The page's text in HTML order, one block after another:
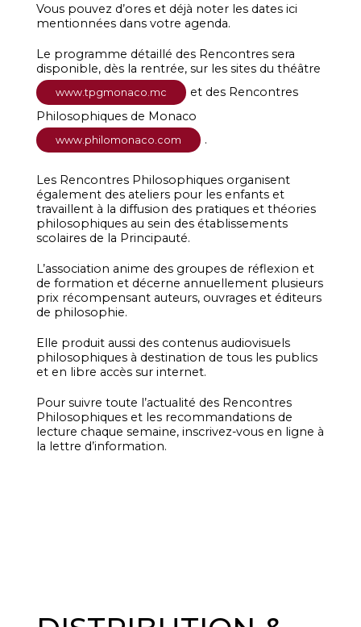
Vous pouvez d’ores et déjà noter les dates ici
mentionnées dans votre agenda.
Le programme détaillé des Rencontres sera
disponible, dès la rentrée, sur les sites du théâtre
www.tpgmonaco.mc
et des Rencontres
Philosophiques de Monaco
www.philomonaco.com .
Les Rencontres Philosophiques organisent
également des ateliers pour les enfants et
travaillent à la diffusion des pratiques et théories
philosophiques au sein des établissements
scolaires de la Principauté.
L’association anime des groupes de réflexion et
de formation et décerne annuellement plusieurs
prix récompensant auteurs, ouvrages et éditeurs
de philosophie.
Elle produit aussi des contenus audiovisuels
philosophiques à destination de tous les publics
et en libre accès sur internet.
Pour suivre toute l’actualité des Rencontres
Philosophiques et les recommandations de
lecture chaque semaine, inscrivez-vous en ligne à
la lettre d’information.